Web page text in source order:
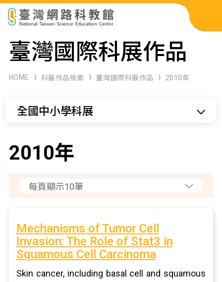
科展作品檢索
科學研習月刊
臺灣國際科展作品
HOME 科展作品檢索 臺灣國際科展作品 2010年
全國中小學科展
2010年
Mechanisms of Tumor Cell
Invasion: The Role of Stat3 in
Squamous Cell Carcinoma
Skin cancer, including basal cell and squamous